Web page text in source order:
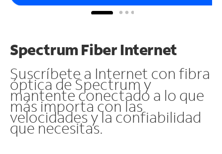
Spectrum Fiber Internet
Suscríbete a Internet con fibra
óptica de Spectrum y
mantente conectado a lo que
más importa con las
velocidades y la confiabilidad
que necesitas.